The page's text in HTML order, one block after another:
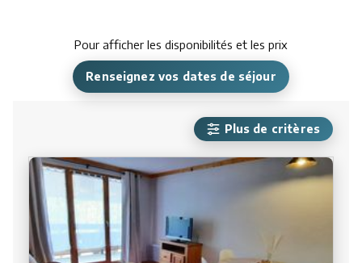
Pour afficher les disponibilités et les prix
Renseignez vos dates de séjour
Plus de critères